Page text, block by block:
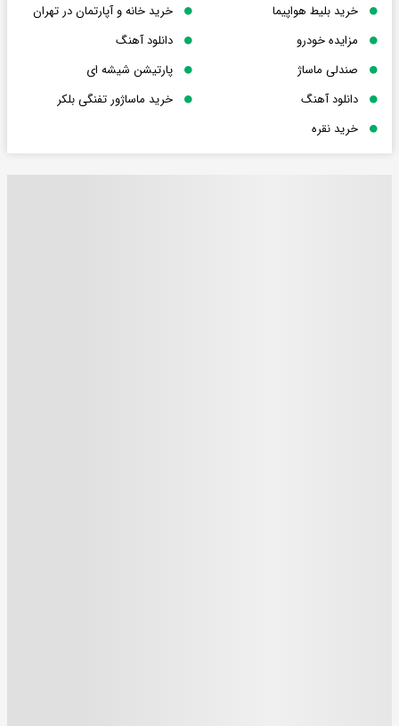
خرید بلیط هواپیما
خرید خانه و آپارتمان در تهران
مزایده خودرو
دانلود آهنگ
صندلی ماساژ
پارتیشن شیشه ای
دانلود آهنگ
خرید ماساژور تفنگی بلکر
خرید نقره